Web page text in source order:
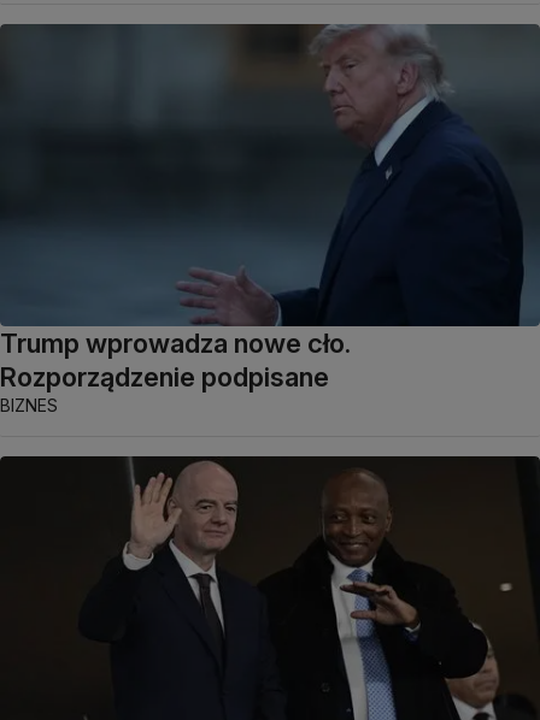
Trump wprowadza nowe cło.
Rozporządzenie podpisane
BIZNES